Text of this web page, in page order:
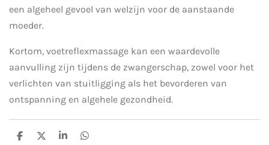
een algeheel gevoel van welzijn voor de aanstaande
moeder.
Kortom, voetreflexmassage kan een waardevolle
aanvulling zijn tijdens de zwangerschap, zowel voor het
verlichten van stuitligging als het bevorderen van
ontspanning en algehele gezondheid.
D
D
S
D